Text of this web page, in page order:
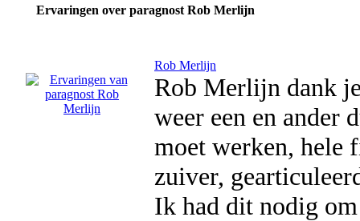
Ervaringen over paragnost Rob Merlijn
Rob Merlijn
Rob Merlijn dank
weer een en ander
moet werken, hele
zuiver,
Ik had dit nodig